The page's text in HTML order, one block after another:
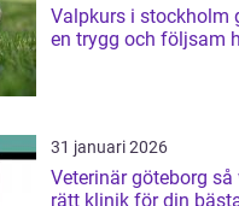
Valpkurs i stockholm grunden för
en trygg och följsam
31 januari 2026
Veterinär göteborg så väljer du
rätt klinik för din